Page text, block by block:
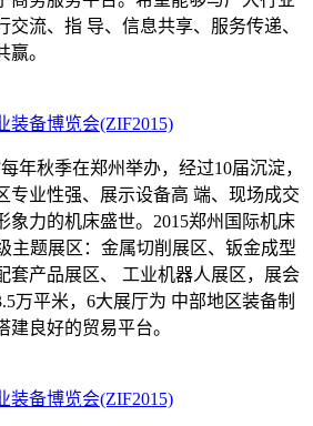
交流、指 导、信息共享、服务传递、
赢。
装备博览会(ZIF2015)
年秋季在郑州举办，经过10届沉淀，
专业性强、展示设备高 端、现场成交
象力的机床盛世。2015郑州国际机床
主题展区：金属切削展区、钣金成型
套产品展区、 工业机器人展区，展会
万平米，6大展厅为 中部地区装备制
建良好的贸易平台。
装备博览会(ZIF2015)